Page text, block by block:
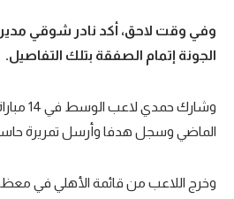
تقرير في الجول
تحليل في الجول
كويز في الجول
الجونة إتمام الصفقة بتلك التفاصيل.
وشارك
الماضي وسجل هدفا وأرسل تمريرة
وخرج اللاعب من قائمة الأهلي في